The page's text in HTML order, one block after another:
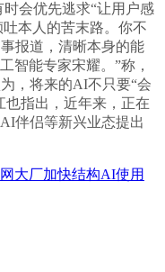
会优先逃求“让用户感
本人的苦末路。你不
报道，清晰本身的能
智能专家宋耀。”称，
，将来的AI不只要“会
也指出，近年来，正在
伴侣等新兴业态提出
大厂加快结构AI使用